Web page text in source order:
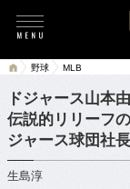
野球 MLB
ドジャース山本
伝説的リリーフ
ジャース球団社
生島淳